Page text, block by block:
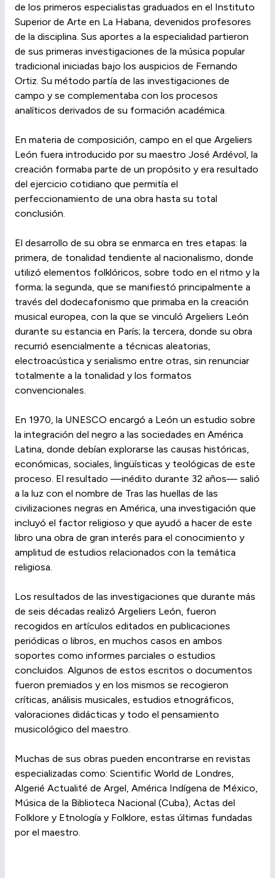
de los primeros especialistas graduados en el Instituto
Superior de Arte en La Habana, devenidos profesores
de la disciplina. Sus aportes a la especialidad partieron
de sus primeras investigaciones de la música popular
tradicional iniciadas bajo los auspicios de Fernando
Ortiz. Su método partía de las investigaciones de
campo y se complementaba con los procesos
analíticos derivados de su formación académica.
En materia de composición, campo en el que Argeliers
León fuera introducido por su maestro José Ardévol, la
creación formaba parte de un propósito y era resultado
del ejercicio cotidiano que permitía el
perfeccionamiento de una obra hasta su total
conclusión.
El desarrollo de su obra se enmarca en tres etapas: la
primera, de tonalidad tendiente al nacionalismo, donde
utilizó elementos folklóricos, sobre todo en el ritmo y la
forma; la segunda, que se manifiestó principalmente a
través del dodecafonismo que primaba en la creación
musical europea, con la que se vinculó Argeliers León
durante su estancia en París; la tercera, donde su obra
recurrió esencialmente a técnicas aleatorias,
electroacústica y serialismo entre otras, sin renunciar
totalmente a la tonalidad y los formatos
convencionales.
En 1970, la UNESCO encargó a León un estudio sobre
la integración del negro a las sociedades en América
Latina, donde debían explorarse las causas históricas,
económicas, sociales, lingüísticas y teológicas de este
proceso. El resultado —inédito durante 32 años— salió
a la luz con el nombre de Tras las huellas de las
civilizaciones negras en América, una investigación que
incluyó el factor religioso y que ayudó a hacer de este
libro una obra de gran interés para el conocimiento y
amplitud de estudios relacionados con la temática
religiosa.
Los resultados de las investigaciones que durante más
de seis décadas realizó Argeliers León, fueron
recogidos en artículos editados en publicaciones
periódicas o libros, en muchos casos en ambos
soportes como informes parciales o estudios
concluidos. Algunos de estos escritos o documentos
fueron premiados y en los mismos se recogieron
críticas, análisis musicales, estudios etnográficos,
valoraciones didácticas y todo el pensamiento
musicológico del maestro.
Muchas de sus obras pueden encontrarse en revistas
especializadas como: Scientific World de Londres,
Algerié Actualité de Argel, América Indígena de México,
Música de la Biblioteca Nacional (Cuba), Actas del
Folklore y Etnología y Folklore, estas últimas fundadas
por el maestro.